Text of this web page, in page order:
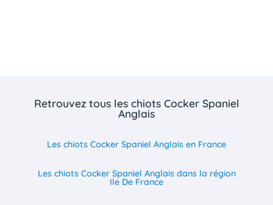
Retrouvez tous les chiots Cocker Spaniel
Anglais
Les chiots Cocker Spaniel Anglais en France
Les chiots Cocker Spaniel Anglais dans la région
Ile De France